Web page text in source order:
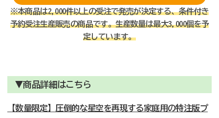
※本商品は2,000件以上の受注で発売が決定する、条件付き
予約受注生産販売の商品です。生産数量は最大3,000個を予
定しています。
▼商品詳細はこちら
【数量限定】圧倒的な星空を再現する家庭用の特注版プ